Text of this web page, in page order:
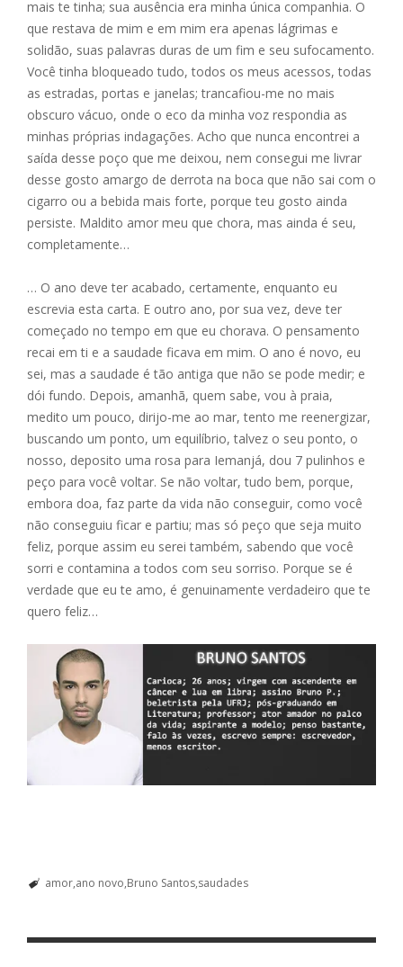
mais te tinha; sua ausência era minha única companhia. O
que restava de mim e em mim era apenas lágrimas e
solidão, suas palavras duras de um fim e seu sufocamento.
Você tinha bloqueado tudo, todos os meus acessos, todas
as estradas, portas e janelas; trancafiou-me no mais
obscuro vácuo, onde o eco da minha voz respondia as
minhas próprias indagações. Acho que nunca encontrei a
saída desse poço que me deixou, nem consegui me livrar
desse gosto amargo de derrota na boca que não sai com o
cigarro ou a bebida mais forte, porque teu gosto ainda
persiste. Maldito amor meu que chora, mas ainda é seu,
completamente…
… O ano deve ter acabado, certamente, enquanto eu
escrevia esta carta. E outro ano, por sua vez, deve ter
começado no tempo em que eu chorava. O pensamento
recai em ti e a saudade ficava em mim. O ano é novo, eu
sei, mas a saudade é tão antiga que não se pode medir; e
dói fundo. Depois, amanhã, quem sabe, vou à praia,
medito um pouco, dirijo-me ao mar, tento me reenergizar,
buscando um ponto, um equilíbrio, talvez o seu ponto, o
nosso, deposito uma rosa para Iemanjá, dou 7 pulinhos e
peço para você voltar. Se não voltar, tudo bem, porque,
embora doa, faz parte da vida não conseguir, como você
não conseguiu ficar e partiu; mas só peço que seja muito
feliz, porque assim eu serei também, sabendo que você
sorri e contamina a todos com seu sorriso. Porque se é
verdade que eu te amo, é genuinamente verdadeiro que te
quero feliz…
amor ano novo Bruno Santos saudades